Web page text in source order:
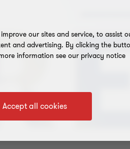
our sites and service, to assist
and advertising. By clicking the
information see our privacy notice
Accept all cookies